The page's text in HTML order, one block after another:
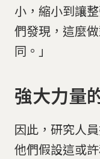
小，縮小到讓
們發現，這麼
同。」
強大力量
因此，研究人
他們假設這或